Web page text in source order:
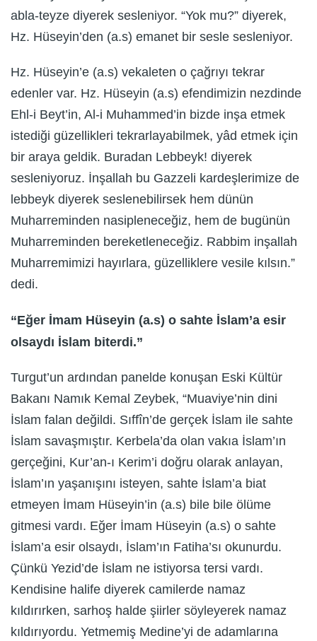
abla-teyze diyerek sesleniyor. “Yok mu?” diyerek,
Hz. Hüseyin’den (a.s) emanet bir sesle sesleniyor.
Hz. Hüseyin’e (a.s) vekaleten o çağrıyı tekrar
edenler var. Hz. Hüseyin (a.s) efendimizin nezdinde
Ehl-i Beyt’in, Al-i Muhammed’in bizde inşa etmek
istediği güzellikleri tekrarlayabilmek, yâd etmek için
bir araya geldik. Buradan Lebbeyk! diyerek
sesleniyoruz. İnşallah bu Gazzeli kardeşlerimize de
lebbeyk diyerek seslenebilirsek hem dünün
Muharreminden nasipleneceğiz, hem de bugünün
Muharreminden bereketleneceğiz. Rabbim inşallah
Muharremimizi hayırlara, güzelliklere vesile kılsın.”
dedi.
“Eğer İmam Hüseyin (a.s) o sahte İslam’a esir
olsaydı İslam biterdi.”
Turgut’un ardından panelde konuşan Eski Kültür
Bakanı Namık Kemal Zeybek, “Muaviye’nin dini
İslam falan değildi. Sıffîn’de gerçek İslam ile sahte
İslam savaşmıştır. Kerbela’da olan vakıa İslam’ın
gerçeğini, Kur’an-ı Kerim’i doğru olarak anlayan,
İslam’ın yaşanışını isteyen, sahte İslam’a biat
etmeyen İmam Hüseyin’in (a.s) bile bile ölüme
gitmesi vardı. Eğer İmam Hüseyin (a.s) o sahte
İslam’a esir olsaydı, İslam’ın Fatiha’sı okunurdu.
Çünkü Yezid’de İslam ne istiyorsa tersi vardı.
Kendisine halife diyerek camilerde namaz
kıldırırken, sarhoş halde şiirler söyleyerek namaz
kıldırıyordu. Yetmemiş Medine’yi de adamlarına